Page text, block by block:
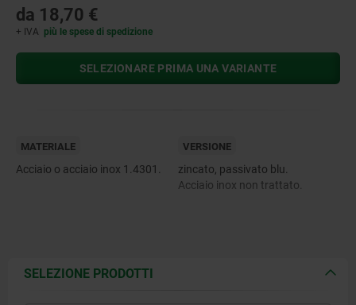
da 18,70 €
+ IVA più le spese di spedizione
SELEZIONARE PRIMA UNA VARIANTE
MATERIALE
Acciaio o acciaio inox 1.4301.
VERSIONE
zincato, passivato blu.
Acciaio inox non trattato.
SELEZIONE PRODOTTI